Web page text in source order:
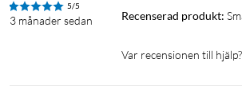
5/5
3 månader sedan Recenserad produkt:
Var recensionen till hjälp?